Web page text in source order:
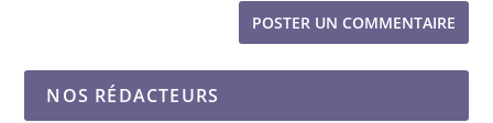
NOS RÉDACTEURS